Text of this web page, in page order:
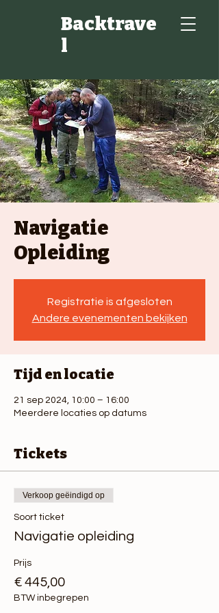
Backtrave
l
Navigatie
Opleiding
Registratie is afgesloten
Andere evenementen bekijken
Tijd en locatie
21 sep 2024, 10:00 – 16:00
Meerdere locaties op datums
Tickets
Verkoop geëindigd op
Soort ticket
Navigatie opleiding
Prijs
€ 445,00
BTW inbegrepen